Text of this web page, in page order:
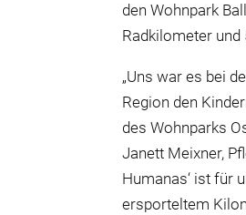
den Wohnpark
Radkilometer und
„Uns war es bei
Region den
des Wohnparks
Janett Meixner,
Humanas‘ ist für
ersporteltem